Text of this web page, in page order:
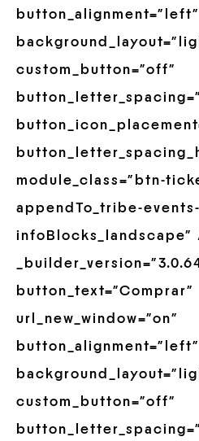
button_alignment=”left”
custom_button=”off”
module_class=”btn-
appendTo_tribe-events-
button_text=”Comprar”
url_new_window=”on”
button_alignment=”left”
custom_button=”off”